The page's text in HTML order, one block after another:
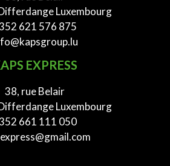
Luxembourg
621 576 875
EXPRESS
38, rue Belair
Luxembourg
661 111 050